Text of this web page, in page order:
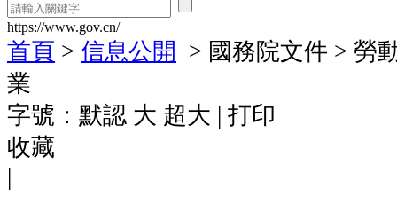
https://www.gov.cn/
首頁 > 信息公開
> 國務院文件 > 勞
業
字號： 默認 大 超大 | 打印
收藏
|